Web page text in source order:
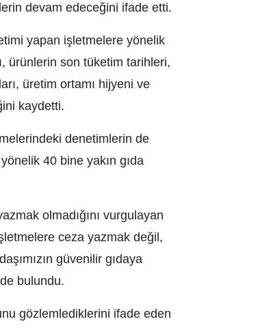
devam edeceğini ifade etti.
yapan işletmelere yönelik
ürünlerin son tüketim tarihleri,
üretim ortamı hijyeni ve
kaydetti.
denetimlerin de
40 bine yakın gıda
olmadığını vurgulayan
ceza yazmak değil,
güvenilir gıdaya
bulundu.
gözlemlediklerini ifade eden